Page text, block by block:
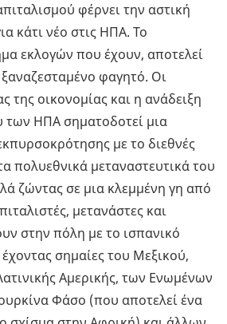
φέρνει την αστική
κάτι νέο στις ΗΠΑ. Το
εκλογών που έχουν, αποτελεί
φαγητό. Οι
της οικονομίας και η ανάδειξη
των ΗΠΑ σηματοδοτεί μια
με το διεθνές
πολυεθνικά μεταναστευτικά του
ζώντας σε μια κλεμμένη γη από
μετανάστες και
στην πόλη με το ισπανικό
σημαίες του Μεξικού,
Αμερικής, των Ενωμένων
Φάσο (που αποτελεί ένα